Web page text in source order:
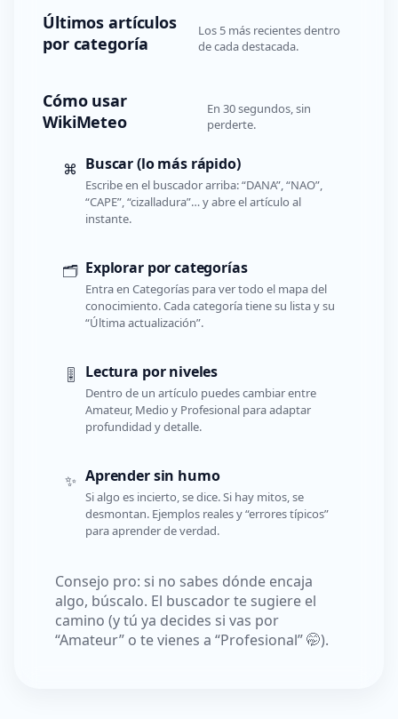
Últimos artículos
por categoría
Los 5 más recientes dentro
de cada destacada.
Cómo usar
WikiMeteo
En 30 segundos, sin
perderte.
⌘ Buscar (lo más rápido)
Escribe en el buscador arriba: “DANA”, “NAO”,
“CAPE”, “cizalladura”… y abre el artículo al
instante.
🗂️ Explorar por categorías
Entra en Categorías para ver todo el mapa del
conocimiento. Cada categoría tiene su lista y su
“Última actualización”.
🎚️ Lectura por niveles
Dentro de un artículo puedes cambiar entre
Amateur, Medio y Profesional para adaptar
profundidad y detalle.
✨ Aprender sin humo
Si algo es incierto, se dice. Si hay mitos, se
desmontan. Ejemplos reales y “errores típicos”
para aprender de verdad.
Consejo pro: si no sabes dónde encaja
algo, búscalo. El buscador te sugiere el
camino (y tú ya decides si vas por
“Amateur” o te vienes a “Profesional” 🤭).